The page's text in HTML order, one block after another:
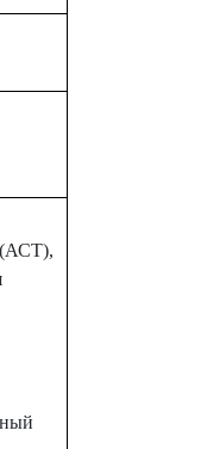
(АСТ),